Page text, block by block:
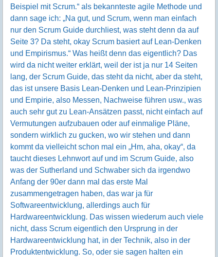
Beispiel mit Scrum.“ als bekannteste agile Methode und
dann sage ich: „Na gut, und Scrum, wenn man einfach
nur den Scrum Guide durchliest, was steht denn da auf
Seite 3? Da steht, okay Scrum basiert auf Lean-Denken
und Empirismus.“ Was heißt denn das eigentlich? Das
wird da nicht weiter erklärt, weil der ist ja nur 14 Seiten
lang, der Scrum Guide, das steht da nicht, aber da steht,
das ist unsere Basis Lean-Denken und Lean-Prinzipien
und Empirie, also Messen, Nachweise führen usw., was
auch sehr gut zu Lean-Ansätzen passt, nicht einfach auf
Vermutungen aufzubauen oder auf einmalige Pläne,
sondern wirklich zu gucken, wo wir stehen und dann
kommt da vielleicht schon mal ein „Hm, aha, okay“, da
taucht dieses Lehnwort auf und im Scrum Guide, also
was der Sutherland und Schwaber sich da irgendwo
Anfang der 90er dann mal das erste Mal
zusammengetragen haben, das war ja für
Softwareentwicklung, allerdings auch für
Hardwareentwicklung. Das wissen wiederum auch viele
nicht, dass Scrum eigentlich den Ursprung in der
Hardwareentwicklung hat, in der Technik, also in der
Produktentwicklung. So, oder sie sagen halten ein